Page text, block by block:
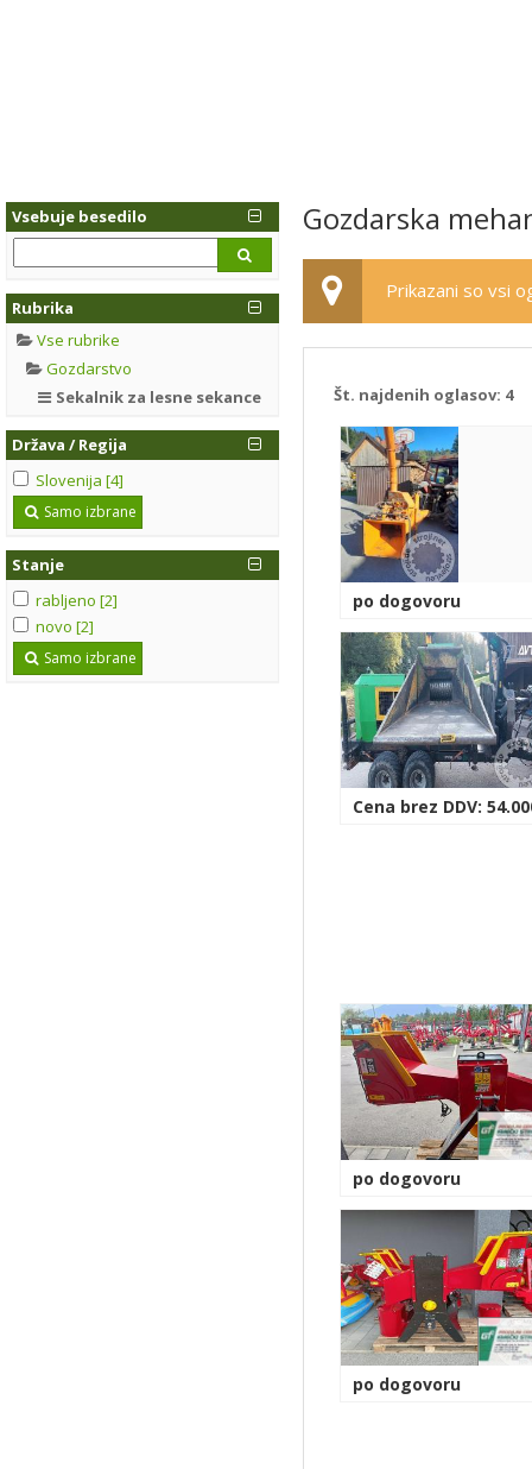
Vsebuje besedilo
Rubrika
Vse rubrike
Gozdarstvo
Sekalnik za lesne sekance
Država / Regija
Slovenija [4]
Samo izbrane
Stanje
rabljeno [2]
novo [2]
Samo izbrane
Gozdarska
Prikazani so vsi
Št. najdenih oglasov: 4
po dogovoru
Cena brez DDV:
po dogovoru
po dogovoru